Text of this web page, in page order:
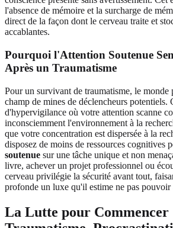
l'absence de mémoire et la surcharge de
direct de la façon dont le cerveau traite et
accablantes.
Pourquoi l'Attention Soutenue
Après un Traumatisme
Pour un survivant de traumatisme, le monde
champ de mines de déclencheurs potentiels.
d'hypervigilance où votre attention scanne
inconsciemment l'environnement à la
que votre concentration est dispersée à la
disposez de moins de ressources cognitives
soutenue sur une tâche unique et non
livre, achever un projet professionnel ou
cerveau privilégie la sécurité avant tout,
profonde un luxe qu'il estime ne pas pouvoir
La Lutte pour Commencer